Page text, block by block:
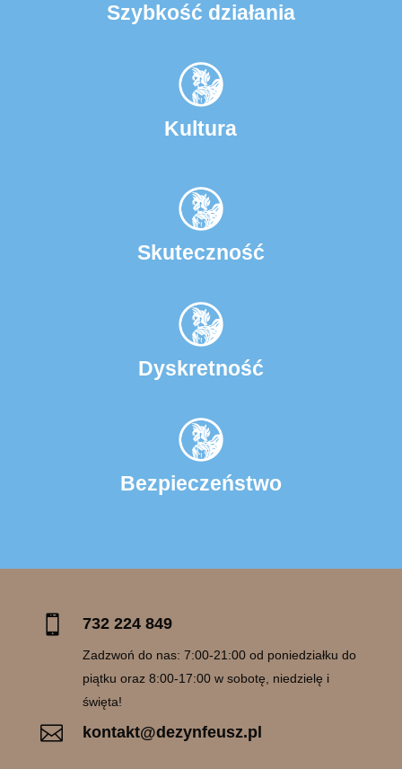
Szybkość działania
Kultura
Skuteczność
Dyskretność
Bezpieczeństwo
 732 224 849
Zadzwoń do nas: 7:00-21:00 od poniedziałku do
piątku oraz 8:00-17:00 w sobotę, niedzielę i
święta!
 kontakt@dezynfeusz.pl